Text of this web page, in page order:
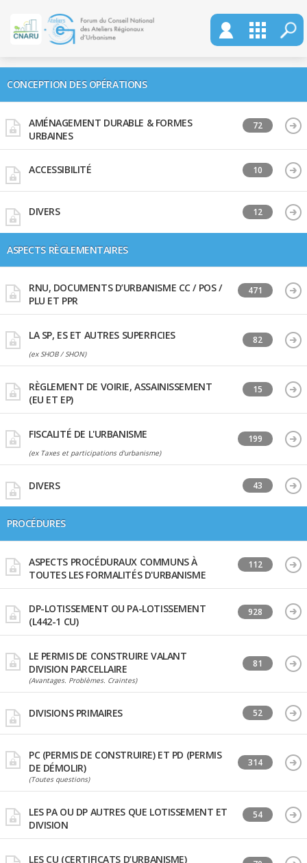
CONCEPTION DES OPÉRATIONS
AMÉNAGEMENT DURABLE & FORMES
URBAINES
72
ACCESSIBILITÉ 10
DIVERS 12
ASPECTS RÈGLEMENTAIRES
RNU, DOCUMENTS D’URBANISME CC / POS /
PLU ET PPR
471
LA SP, ES ET AUTRES SUPERFICIES
(ex SHOB / SHON)
82
RÈGLEMENT DE VOIRIE, ASSAINISSEMENT
(EU ET EP)
15
FISCALITÉ DE L'URBANISME
(ex Taxes et participations d'urbanisme)
199
DIVERS 43
PROCÉDURES
ASPECTS PROCÉDURAUX COMMUNS À
TOUTES LES FORMALITÉS D'URBANISME
112
DP-LOTISSEMENT OU PA-LOTISSEMENT
(L442-1 CU)
928
LE PERMIS DE CONSTRUIRE VALANT
DIVISION PARCELLAIRE
(Avantages. Problèmes. Craintes)
81
DIVISIONS PRIMAIRES 52
PC (PERMIS DE CONSTRUIRE) ET PD (PERMIS
DE DÉMOLIR)
(Toutes questions)
314
LES PA OU DP AUTRES QUE LOTISSEMENT ET
DIVISION
54
LES CU (CERTIFICATS D’URBANISME)